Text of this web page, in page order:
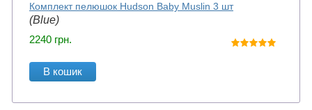
Комплект пелюшок Hudson Baby Muslin 3 шт
(Blue)
2240 грн.
В кошик